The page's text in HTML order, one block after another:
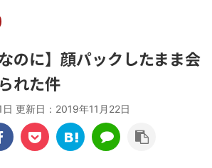
のに】顔パックしたまま会
れた件
更新日： 2019年11月22日